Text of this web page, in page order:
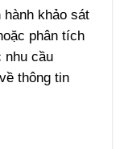
khảo sát
phân tích
nhu cầu
thông tin